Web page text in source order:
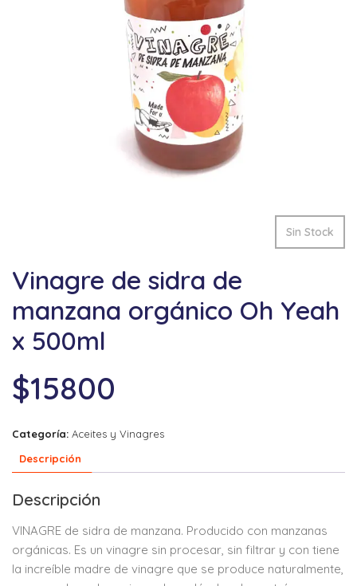
Sin Stock
Vinagre de sidra de
manzana orgánico Oh Yeah
x 500ml
$15800
Categoría: Aceites y Vinagres
Descripción
Descripción
VINAGRE de sidra de manzana. Producido con manzanas
orgánicas. Es un vinagre sin procesar, sin filtrar y con tiene
la increíble madre de vinagre que se produce naturalmente,